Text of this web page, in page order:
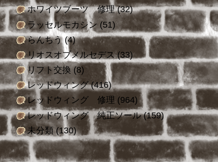
ホワイツブーツ 修理(32)
ラッセルモカシン (51)
らんちう(4)
リオスオブメルセデス(33)
リフト交換(8)
レッドウィング(416)
レッドウィング 修理 (964)
レッドウィング 純正ソール(159)
未分類(130)